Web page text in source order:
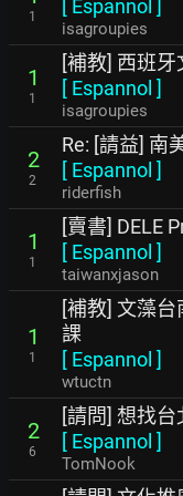
1 Espannol
isagroupies
1
1
[補教] 西班
[ Espannol ]
isagroupies
2
2
Re: [請益] 南
[ Espannol ]
riderfish
1
1
[賣書] DELE
[ Espannol ]
taiwanxjason
1
1
[補教] 文藻
課
[ Espannol ]
wtuctn
2
6
[請問] 想找
[ Espannol ]
TomNook